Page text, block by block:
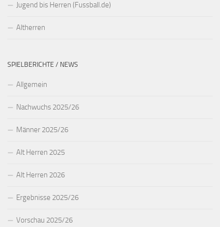
Jugend bis Herren (Fussball.de)
Altherren
SPIELBERICHTE / NEWS
Allgemein
Nachwuchs 2025/26
Männer 2025/26
Alt Herren 2025
Alt Herren 2026
Ergebnisse 2025/26
Vorschau 2025/26